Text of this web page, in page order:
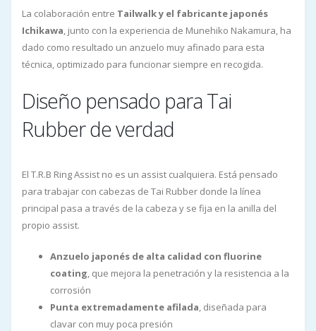
La colaboración entre Tailwalk y el fabricante japonés
Ichikawa, junto con la experiencia de Munehiko Nakamura, ha
dado como resultado un anzuelo muy afinado para esta
técnica, optimizado para funcionar siempre en recogida.
Diseño pensado para Tai
Rubber de verdad
El T.R.B Ring Assist no es un assist cualquiera. Está pensado
para trabajar con cabezas de Tai Rubber donde la línea
principal pasa a través de la cabeza y se fija en la anilla del
propio assist.
Anzuelo japonés de alta calidad con fluorine
coating, que mejora la penetración y la resistencia a la
corrosión
Punta extremadamente afilada, diseñada para
clavar con muy poca presión